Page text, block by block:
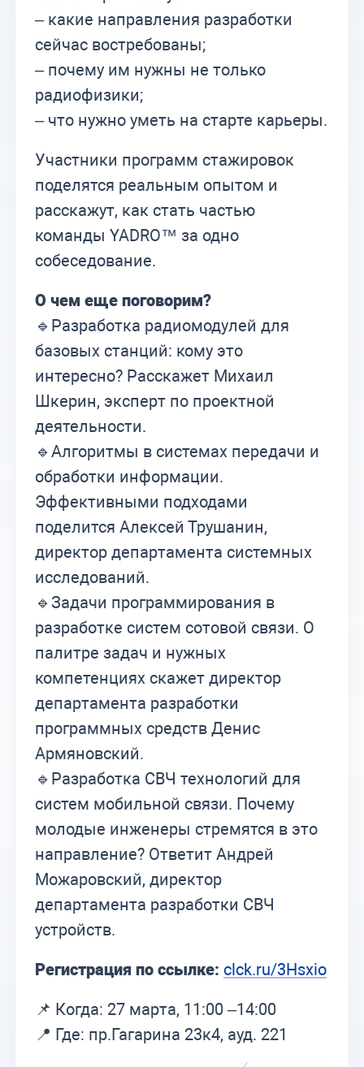
– какие направления разработки
сейчас востребованы;
– почему им нужны не только
радиофизики;
– что нужно уметь на старте карьеры.
Участники программ стажировок
поделятся реальным опытом и
расскажут, как стать частью
команды YADRO™ за одно
собеседование.
О чем еще поговорим?
🔹Разработка радиомодулей для
базовых станций: кому это
интересно? Расскажет Михаил
Шкерин, эксперт по проектной
деятельности.
🔹Алгоритмы в системах передачи и
обработки информации.
Эффективными подходами
поделится Алексей Трушанин,
директор департамента системных
исследований.
🔹Задачи программирования в
разработке систем сотовой связи. О
палитре задач и нужных
компетенциях скажет директор
департамента разработки
программных средств Денис
Армяновский.
🔹Разработка СВЧ технологий для
систем мобильной связи. Почему
молодые инженеры стремятся в это
направление? Ответит Андрей
Можаровский, директор
департамента разработки СВЧ
устройств.
Регистрация по ссылке: clck.ru/3Hsxio
📌 Когда: 27 марта, 11:00 –14:00
📍 Где: пр.Гагарина 23к4, ауд. 221